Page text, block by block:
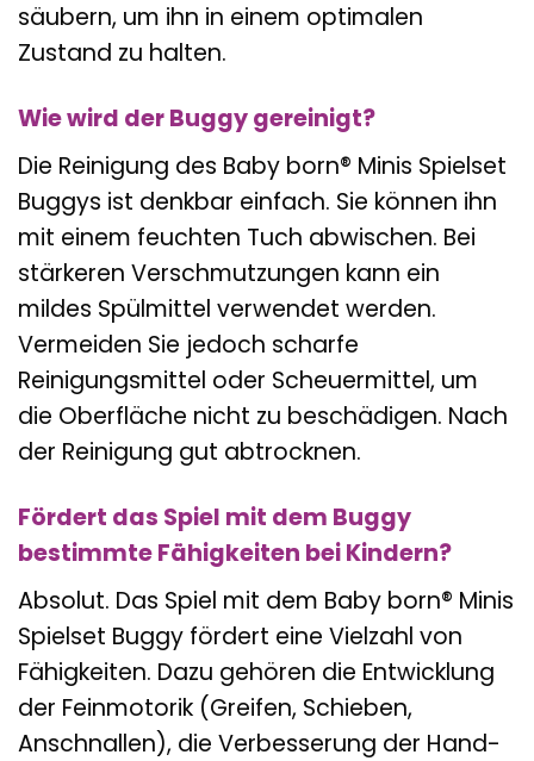
säubern, um ihn in einem optimalen
Zustand zu halten.
Wie wird der Buggy gereinigt?
Die Reinigung des Baby born® Minis Spielset
Buggys ist denkbar einfach. Sie können ihn
mit einem feuchten Tuch abwischen. Bei
stärkeren Verschmutzungen kann ein
mildes Spülmittel verwendet werden.
Vermeiden Sie jedoch scharfe
Reinigungsmittel oder Scheuermittel, um
die Oberfläche nicht zu beschädigen. Nach
der Reinigung gut abtrocknen.
Fördert das Spiel mit dem Buggy
bestimmte Fähigkeiten bei Kindern?
Absolut. Das Spiel mit dem Baby born® Minis
Spielset Buggy fördert eine Vielzahl von
Fähigkeiten. Dazu gehören die Entwicklung
der Feinmotorik (Greifen, Schieben,
Anschnallen), die Verbesserung der Hand-